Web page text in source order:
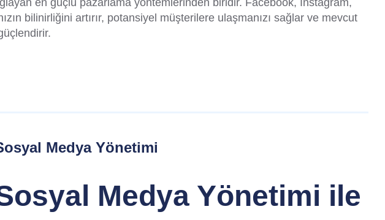
en güçlü pazarlama yöntemlerinden biridir. Facebook, Instagram,
bilinirliğini artırır, potansiyel müşterilere ulaşmanızı sağlar ve mevcut
Medya Yönetimi
Medya Yönetimi ile